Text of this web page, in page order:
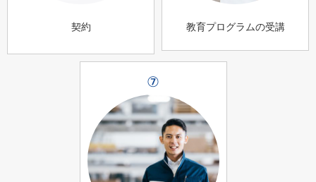
契約 教育プログラムの受講
⑦